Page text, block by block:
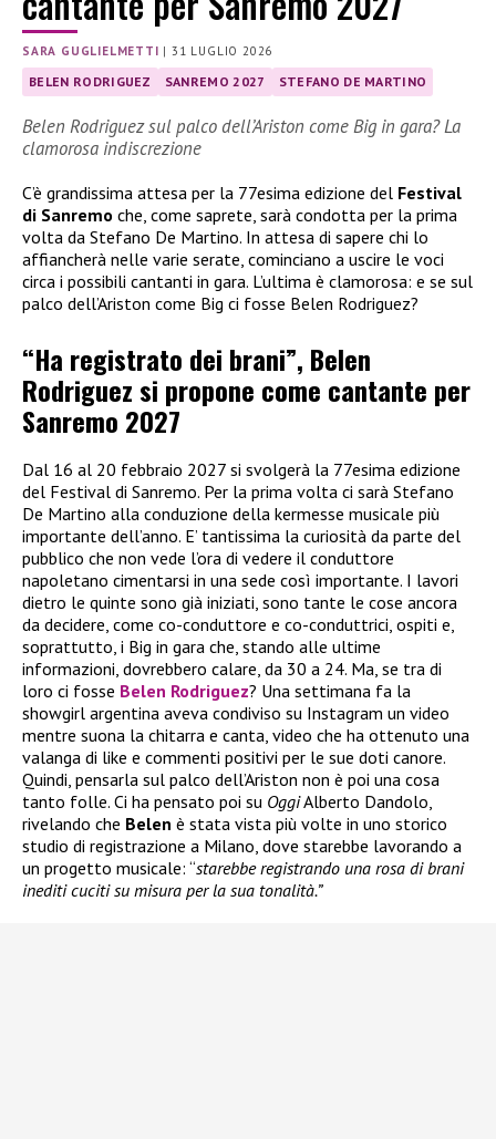
SARA GUGLIELMETTI |31 LUGLIO 2026
BELEN RODRIGUEZ SANREMO 2027 STEFANO DE MARTINO
Belen Rodriguez sul palco dell’Ariston come Big in gara? La
clamorosa indiscrezione
C’è grandissima attesa per la 77esima edizione del Festival
di Sanremo che, come saprete, sarà condotta per la prima
volta da Stefano De Martino. In attesa di sapere chi lo
affiancherà nelle varie serate, cominciano a uscire le voci
circa i possibili cantanti in gara. L’ultima è clamorosa: e se sul
palco dell’Ariston come Big ci fosse Belen Rodriguez?
“Ha registrato dei brani”, Belen
Rodriguez si propone come cantante per
Sanremo 2027
Dal 16 al 20 febbraio 2027 si svolgerà la 77esima edizione
del Festival di Sanremo. Per la prima volta ci sarà Stefano
De Martino alla conduzione della kermesse musicale più
importante dell’anno. E’ tantissima la curiosità da parte del
pubblico che non vede l’ora di vedere il conduttore
napoletano cimentarsi in una sede così importante. I lavori
dietro le quinte sono già iniziati, sono tante le cose ancora
da decidere, come co-conduttore e co-conduttrici, ospiti e,
soprattutto, i Big in gara che, stando alle ultime
informazioni, dovrebbero calare, da 30 a 24. Ma, se tra di
loro ci fosse Belen Rodriguez? Una settimana fa la
showgirl argentina aveva condiviso su Instagram un video
mentre suona la chitarra e canta, video che ha ottenuto una
valanga di like e commenti positivi per le sue doti canore.
Quindi, pensarla sul palco dell’Ariston non è poi una cosa
tanto folle. Ci ha pensato poi su OggiAlberto Dandolo,
rivelando che Belen è stata vista più volte in uno storico
studio di registrazione a Milano, dove starebbe lavorando a
un progetto musicale: “starebbe registrando una rosa di brani
inediti cuciti su misura per la sua tonalità.”